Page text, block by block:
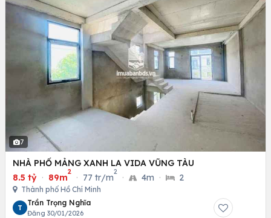
7
NHÀ PHỐ MẢNG XANH LA VIDA VŨNG TÀU
8.5 tỷ · 89m
2
· 77 tr/m
2
· 4m · 2
Thành phố Hồ Chí Minh
T
Trần Trọng Nghĩa
Đăng 30/01/2026